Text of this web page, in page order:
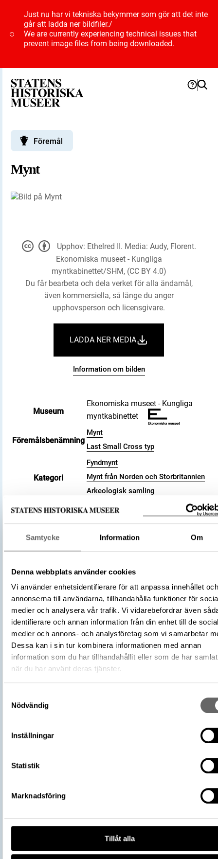
Samtycke Information Om
Denna webbplats använder cookies
Vi använder enhetsidentifierare för att anpassa innehållet och
annonserna till användarna, tillhandahålla funktioner för
medier och analysera vår trafik. Vi vidarebefordrar även
identifierare och annan information från din enhet till de
medier och annons- och analysföretag som vi samarbetar
Dessa kan i sin tur kombinera informationen med annan
information som du har tillhandahållit eller som de har
när du har använt deras tjänster.
Nödvändig
Inställningar
Statistik
Marknadsföring
Tillåt alla
Just nu har vi tekniska bekymmer som gör att det inte
går att ladda ner bildfiler./
We are currently experiencing technical issues that
prevent image files from being downloaded.
Föremål
Mynt
Museum
Ekonomiska museet - Kungliga
myntkabinettet
Föremålsbenämning
Mynt
Last Small Cross typ
Kategori
Fyndmynt
Mynt från Norden och Storbritannien
Arkeologisk samling
Valör
penny
Datering
1009 (cirka) – 1017 (cirka)
Tillverkningsplats
England
Cambridge
Tillverkare
Ethelred II(Myntherre)
Ælfwig(Myntmästare)
Föremålsnummer
3006815
Andra nummer
Undernummer: 1185
Anglosachsiska mynt i Svenska
Hd 1143 (Hildebrand, Bror Emil)
Förvärvsdatum
Fyndplats
Klintegårde 3:1, Socken: Väskinde
Vikingarnas värld (start 2021-06-24),
Kopiera URI
Upphov: Ethelred II. Media: Audy, Florent.
Ekonomiska museet - Kungliga
myntkabinettet/SHM, (CC BY 4.0)
Du får bearbeta och dela verket för alla ändamål,
även kommersiella, så länge du anger
upphovsperson och licensgivare.
LADDA NER MEDIA
Information om bilden